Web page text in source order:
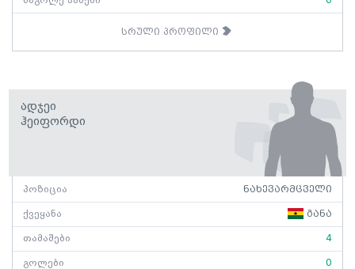
სრული პროფილი
Ადჯეი
Ჰეიფორდი
პოზიცია ნახევარმცველი
ქვეყანა განა
თამაშები 4
გოლები 0